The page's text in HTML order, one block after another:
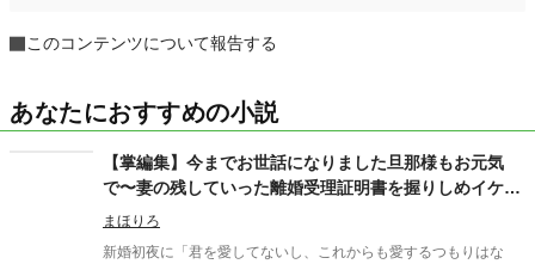
このコンテンツについて報告する
あなたにおすすめの小説
【掌編集】今までお世話になりました旦那様もお元気
で〜妻の残していった離婚受理証明書を握りしめイケメ
ン公爵は涙と鼻水を垂らす
まほりろ
新婚初夜に「君を愛してないし、これからも愛するつもりはな